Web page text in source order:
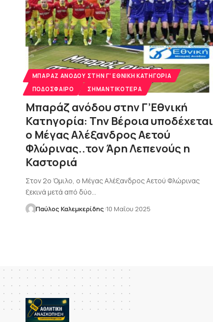
MΠΑΡΑΖ ΑΝΌΔΟΥ ΣΤΗΝ Γ' ΕΘΝΙΚΉ ΚΑΤΗΓΟΡΊΑ
ΠΟΔΌΣΦΑΙΡΟ
ΣΗΜΑΝΤΙΚΌΤΕΡΑ
Μπαράζ ανόδου στην Γ’Εθνική
Κατηγορία: Την Βέροια υποδέχεται
ο Μέγας Αλέξανδρος Αετού
Φλώρινας..τον Άρη Λεπενούς η
Καστοριά
Στον 2ο Όμιλο, ο Μέγας Αλέξανδρος Αετού Φλώρινας
ξεκινά μετά από δύο…
Παύλος Καλεμκερίδης 10 Μαΐου 2025